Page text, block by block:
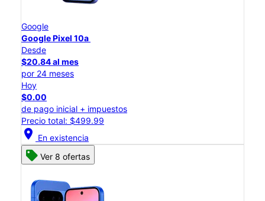
Google
Google Pixel 10a
Desde
$20.84 al mes
por 24 meses
Hoy
$0.00
de pago inicial + impuestos
Precio total: $499.99
location_on En existencia
Ver 8 ofertas